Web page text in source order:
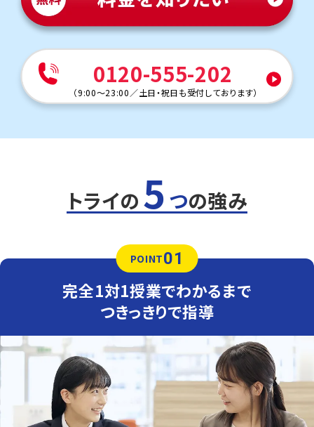
城東中は中間テストの代わりにハードルクリアテストがあ
様結果にこだわり授業をおこないます。学校でわからなか
人気のコース
定期テスト・内申点対策コース
高校入試対策コース
英検対策コース
定期テスト対策
数学（教科書：啓林館）
題も混じるため油断できません。トライでは基礎から応用ま
で丁寧にフォローし、安心してテスト本番に臨める力を育
英語（教科書：三省堂）
附属中は基礎的な単語・文法は学校で扱ったものがほとん
どですが、初めて見る長文や一部英作文等の難問が出題さ
ため、テスト前には、一人ひとりの学力・性格に合わせた、
時間配分をアドバイスします。
人気のコース
定期テスト・内申点対策コース
高校入試対策コース
英検対策コース
0120-555-202
（9:00～23:00 ／土日・祝日も受付しております）
トライの 5 つの強み
POINT01
完全1対1授業でわかるまで
つきっきりで指導